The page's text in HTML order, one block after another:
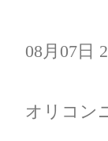
08月07日
オリコン